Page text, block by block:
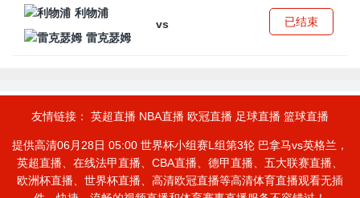
利物浦
vs
雷克瑟姆
已结束
友情链接： 英超直播 NBA直播 欧冠直播 足球直播 篮球直播
提供高清06月28日 05:00 世界杯小组赛L组第3轮 巴拿马vs英格兰，
英超直播、在线法甲直播、CBA直播、德甲直播、五大联赛直播、
欧洲杯直播、世界杯直播、高清欧冠直播等高清体育直播观看无插